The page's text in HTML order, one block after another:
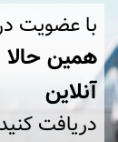
با عضویت
آنلاین
دریافت